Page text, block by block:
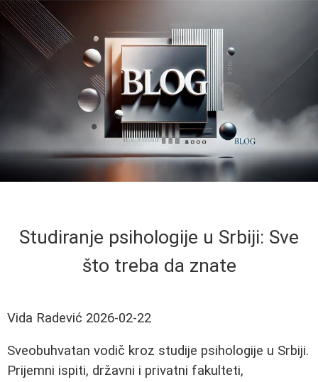
Studiranje psihologije u Srbiji: Sve
što treba da znate
Vida Radević 2026-02-22
Sveobuhvatan vodič kroz studije psihologije u Srbiji.
Prijemni ispiti, državni i privatni fakulteti,